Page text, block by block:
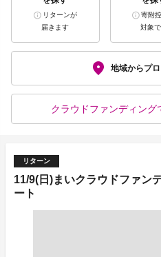
リターンが
届きます
寄附
対象
地域からプ
クラウドファンディング
リターン
11/9(日)まいクラウドファン
ート